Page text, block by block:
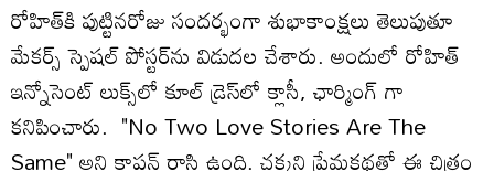
రోహిత్‌కి పుట్టినరోజు సందర్భంగా శుభాకాంక్షలు తెలుపుతూ
మేకర్స్ స్పెషల్ పోస్టర్‌ను విడుదల చేశారు. అందులో రోహిత్
ఇన్నోసెంట్ లుక్స్‌లో కూల్ డ్రెస్‌లో క్లాసీ, ఛార్మింగ్ గా
కనిపించారు. "No Two Love Stories Are The
Same" అని కాప్షన్ రాసి ఉంది. చక్కని ప్రేమకథతో ఈ చిత్రం